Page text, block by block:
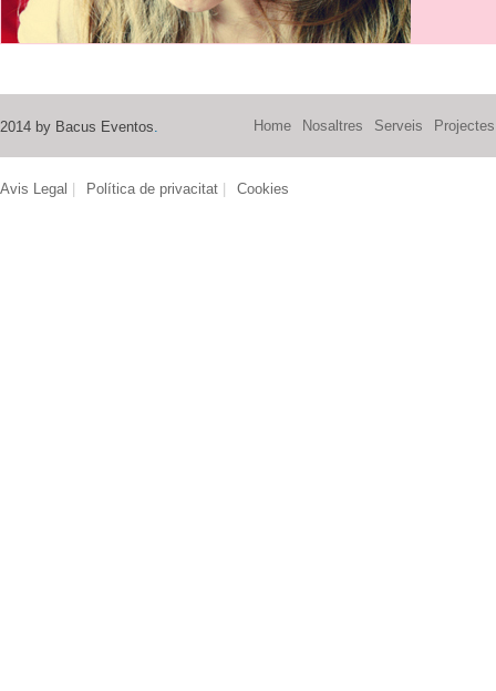
2014 by Bacus Eventos. Home Nosaltres Serveis Projectes
Avis Legal Política de privacitat Cookies